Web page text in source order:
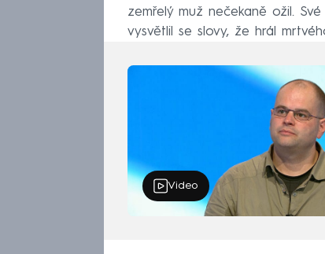
zemřelý muž nečekaně ožil.
vysvětlil se slovy, že hrál
Video